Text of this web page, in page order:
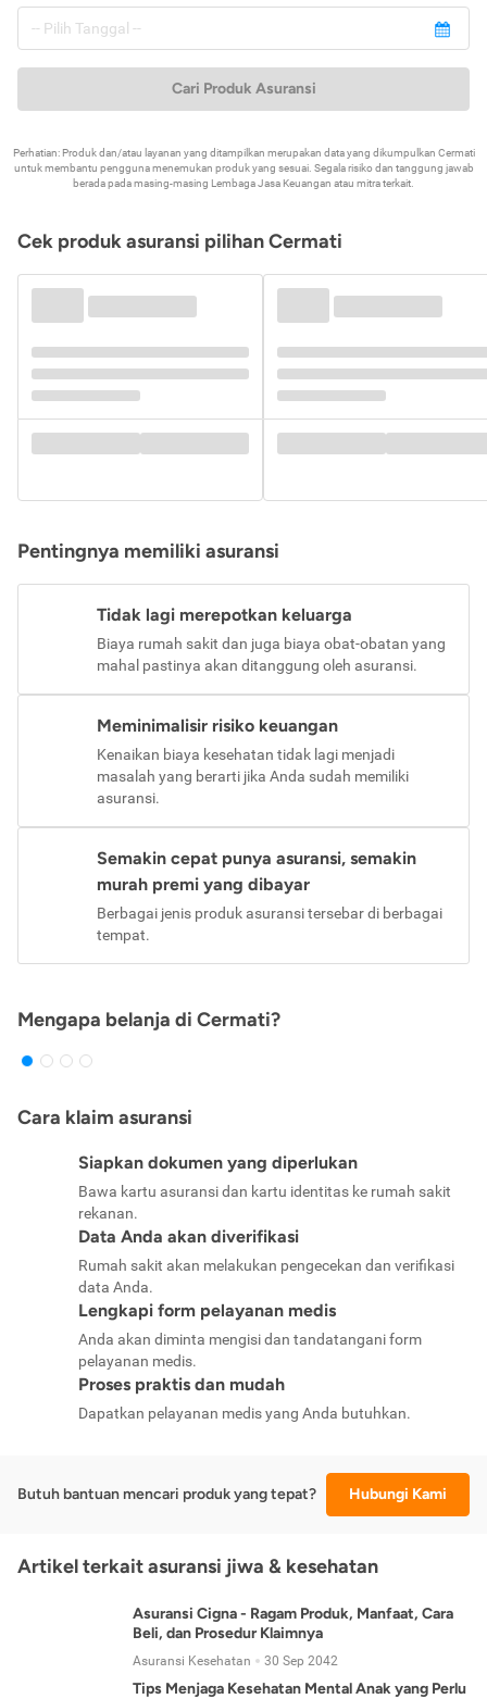
Cari Produk Asuransi
Perhatian: Produk dan/atau layanan yang ditampilkan merupakan data yang dikumpulkan Cermati
untuk membantu pengguna menemukan produk yang sesuai. Segala risiko dan tanggung jawab
berada pada masing-masing Lembaga Jasa Keuangan atau mitra terkait.
Cek produk asuransi pilihan Cermati
Pentingnya memiliki asuransi
Tidak lagi merepotkan keluarga
Biaya rumah sakit dan juga biaya obat-obatan yang
mahal pastinya akan ditanggung oleh asuransi.
Meminimalisir risiko keuangan
Kenaikan biaya kesehatan tidak lagi menjadi
masalah yang berarti jika Anda sudah memiliki
asuransi.
Semakin cepat punya asuransi, semakin
murah premi yang dibayar
Berbagai jenis produk asuransi tersebar di berbagai
tempat.
Mengapa belanja di Cermati?
Cara klaim asuransi
Siapkan dokumen yang diperlukan
Bawa kartu asuransi dan kartu identitas ke rumah sakit
rekanan.
Data Anda akan diverifikasi
Rumah sakit akan melakukan pengecekan dan verifikasi
data Anda.
Lengkapi form pelayanan medis
Anda akan diminta mengisi dan tandatangani form
pelayanan medis.
Proses praktis dan mudah
Dapatkan pelayanan medis yang Anda butuhkan.
Butuh bantuan mencari produk yang tepat? Hubungi Kami
Artikel terkait asuransi jiwa & kesehatan
Asuransi Cigna - Ragam Produk, Manfaat, Cara
Beli, dan Prosedur Klaimnya
Asuransi Kesehatan 30 Sep 2042
Tips Menjaga Kesehatan Mental Anak yang Perlu